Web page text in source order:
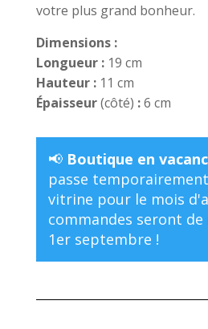
votre plus grand bonheur.
Dimensions :
Longueur :19 cm
Hauteur :11 cm
Épaisseur(côté) :6 cm
📢 Boutique en
passe
vitrine pour le mois
commandes seront
1er septembre !